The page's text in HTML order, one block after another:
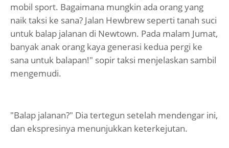
mobil sport. Bagaimana mungkin ada orang yang
naik taksi ke sana? Jalan Hewbrew seperti tanah suci
untuk balap jalanan di Newtown. Pada malam Jumat,
banyak anak orang kaya generasi kedua pergi ke
sana untuk balapan!" sopir taksi menjelaskan sambil
mengemudi.
"Balap jalanan?" Dia tertegun setelah mendengar ini,
dan ekspresinya menunjukkan keterkejutan.